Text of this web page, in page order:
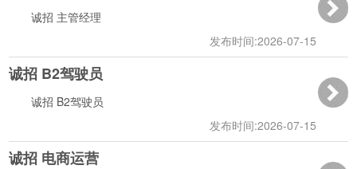
发布时间:2026-07-15
诚招 主管经理
诚招 B2驾驶员
发布时间:2026-07-15
诚招 B2驾驶员
诚招 电商运营